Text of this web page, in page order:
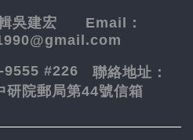
輯吳建宏 Email：
9555 #226 聯絡地址：
研院郵局第44號信箱